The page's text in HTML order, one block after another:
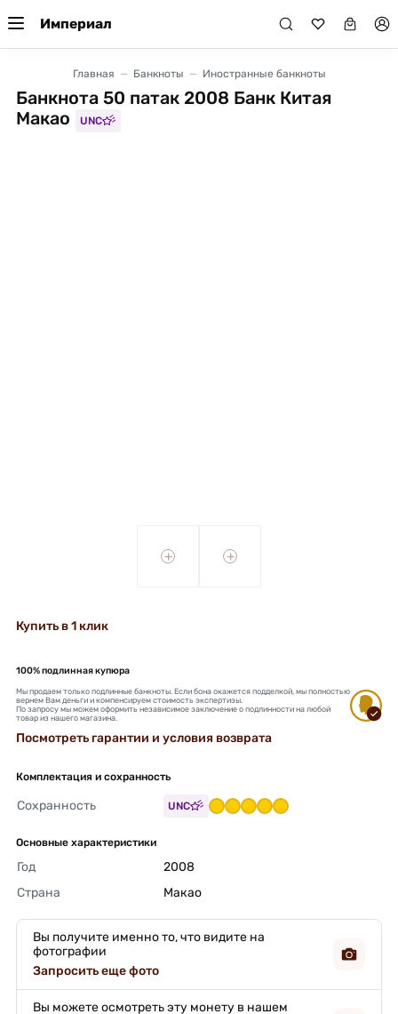
Империал
Главная Банкноты Иностранные банкноты
Банкнота 50 патак 2008 Банк Китая
Макао
UNC
+ +
Купить в 1 клик
100% подлинная купюра
Мы продаем только подлинные банкноты. Если бона окажется подделкой, мы полностью
вернем Вам деньги и компенсируем стоимость экспертизы.
По запросу мы можем оформить независимое заключение о подлинности на любой
товар из нашего магазина.
Посмотреть гарантии и условия возврата
Комплектация и сохранность
Сохранность UNC
Основные характеристики
Год
2008
Страна
Макао
Вы получите именно то, что видите на
фотографии
Запросить еще фото
Вы можете осмотреть эту монету в нашем